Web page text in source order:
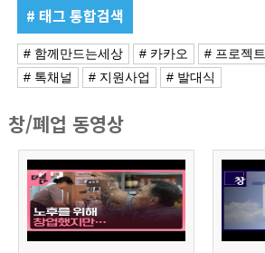
# 태그 통합검색
# 함께만드는세상 # 카카오 # 프로젝트
# 톡채널
# 지원사업 # 발대식
창/폐업 동영상